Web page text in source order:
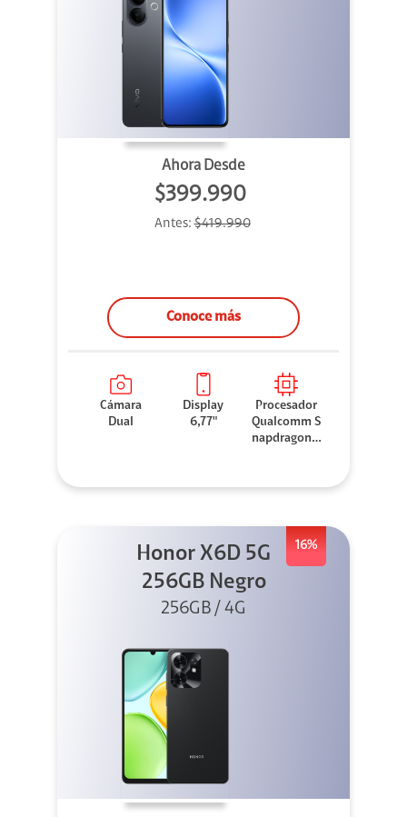
Ahora Desde
$399.990
Antes:$419.990
Conoce más
Cámara
Dual
Display
6,77"
Procesador
Qualcomm S
napdragon 7
16%
Honor X6D 5G
256GB Negro
256GB / 4G